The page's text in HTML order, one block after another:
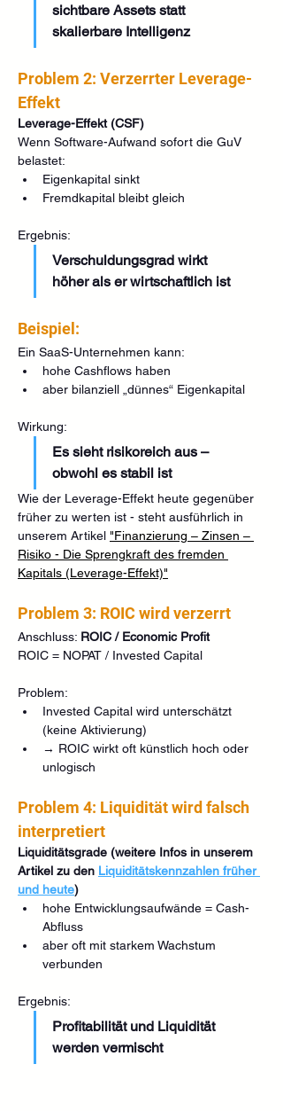
sichtbare Assets statt
skalierbare Intelligenz
Problem 2: Verzerrter Leverage-
Effekt
Leverage-Effekt (CSF)
Wenn Software-Aufwand sofort die GuV
belastet:
Eigenkapital sinkt
Fremdkapital bleibt gleich
Ergebnis:
Verschuldungsgrad wirkt
höher als er wirtschaftlich ist
Beispiel:
Ein SaaS-Unternehmen kann:
hohe Cashflows haben
aber bilanziell „dünnes“ Eigenkapital
Wirkung:
Es sieht risikoreich aus –
obwohl es stabil ist
Wie der Leverage-Effekt heute gegenüber
früher zu werten ist - steht ausführlich in
unserem Artikel "Finanzierung – Zinsen –
Risiko - Die Sprengkraft des fremden
Kapitals (Leverage-Effekt)"
Problem 3: ROIC wird verzerrt
Anschluss: ROIC / Economic Profit
ROIC = NOPAT / Invested Capital
Problem:
Invested Capital wird unterschätzt
(keine Aktivierung)
→ ROIC wirkt oft künstlich hoch oder
unlogisch
Problem 4: Liquidität wird falsch
interpretiert
Liquiditätsgrade (weitere Infos in unserem
Artikel zu den Liquiditätskennzahlen früher
und heute)
hohe Entwicklungsaufwände = Cash-
Abfluss
aber oft mit starkem Wachstum
verbunden
Ergebnis:
Profitabilität und Liquidität
werden vermischt